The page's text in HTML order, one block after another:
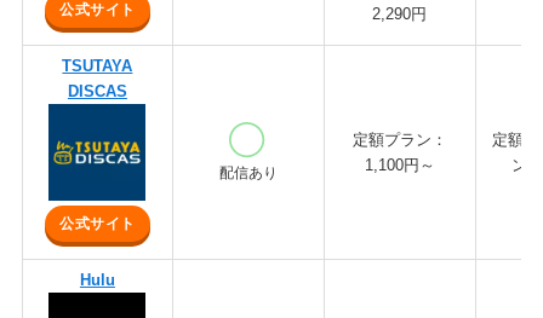
公式サイト
2,290円
TSUTAYA
DISCAS
公式サイト
配信あり
定額プラン：
1,100円～
定額8
ン
Hulu